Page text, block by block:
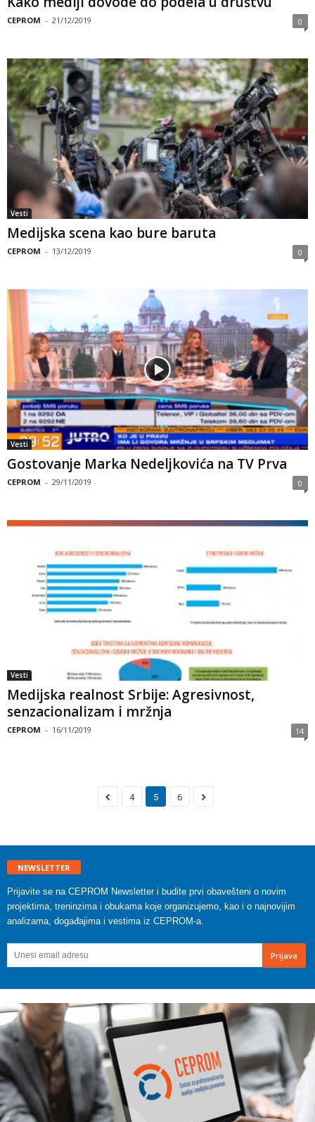
CEPROM - 21/12/2019 0
Vesti
Medijska scena kao bure baruta
CEPROM - 13/12/2019 0
Vesti
Gostovanje Marka Nedeljkovića na TV Prva
CEPROM - 29/11/2019 0
Vesti
Medijska realnost Srbije: Agresivnost,
senzacionalizam i mržnja
CEPROM - 16/11/2019 14
4 5 6
NEWSLETTER
Prijavite se na CEPROM Newsletter i budite prvi obavešteni o novim
projektima, treninzima i obukama koje organizujemo, kao i o najnovijim
analizama, događajima i vestima iz CEPROM-a.